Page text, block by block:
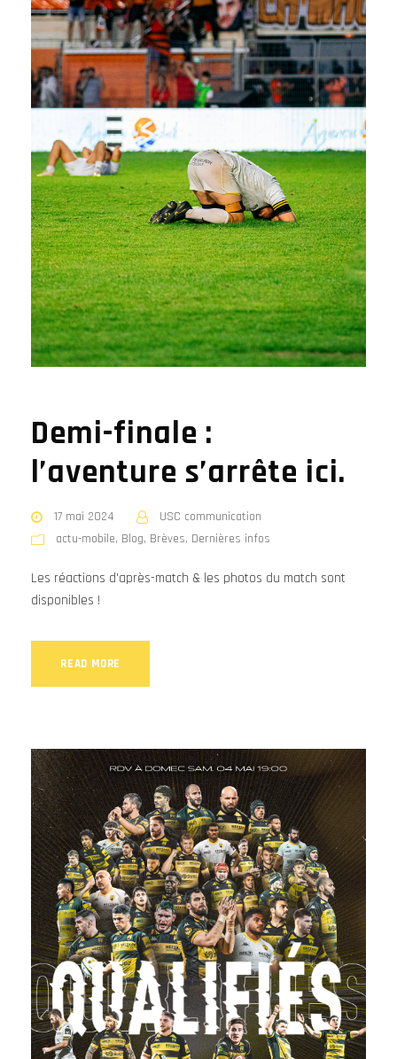
Demi-finale :
l’aventure s’arrête ici.
17 mai 2024
USC communication
actu-mobile, Blog, Brèves, Dernières infos
Les réactions d'après-match & les photos du match sont
disponibles !
READ MORE